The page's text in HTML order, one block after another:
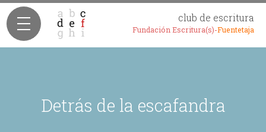
club de escritura
Fundación Escritura(s)-Fuentetaja
Detrás de la escafandra